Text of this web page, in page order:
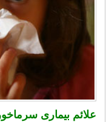
علائم بیماری